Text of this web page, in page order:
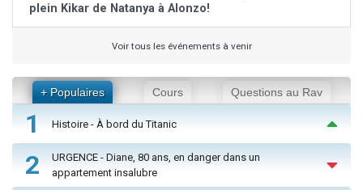
plein Kikar de Natanya à Alonzo!
Voir tous les événements à venir
+ Populaires Cours Questions au Rav
1 Histoire - À bord du Titanic
2
URGENCE - Diane, 80 ans, en danger dans un
appartement insalubre